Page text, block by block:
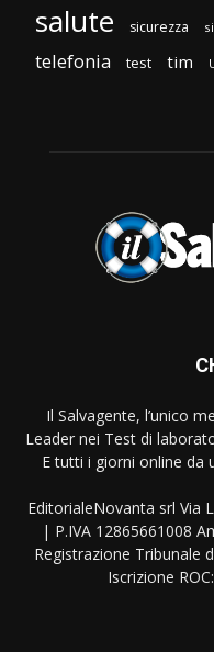
salute sicurezza
telefonia test tim
Il Salvagente, l’unico
Leader nei Test di
E tutti i giorni online da
EditorialeNovanta srl Via
| P.IVA 12865661008
Registrazione Tribunale
Iscrizione